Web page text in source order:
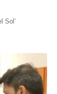
Sol’